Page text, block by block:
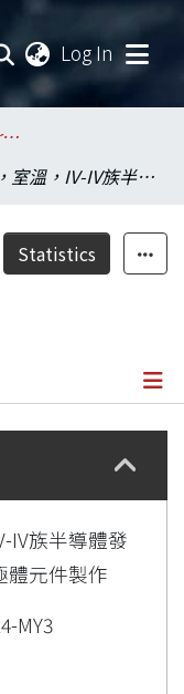
Log In
.National Taiwan University / 國立臺灣大學
可調制，室溫，IV-IV族半導體發光機制研究及二極體元件製作
Statistics
IV族半導體發
體元件製作
MY3